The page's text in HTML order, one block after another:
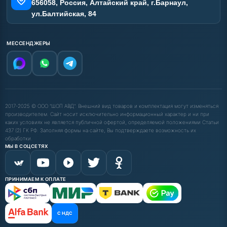
656058, Россия, Алтайский край, г.Барнаул,
ул.Балтийская, 84
МЕССЕНДЖЕРЫ
2017-2025 © ООО "ШОП АВД". Внешний вид товаров и комплектация могут изменяться
производителем. Сайт носит исключительно информационный характер и ни при
каких условиях не является публичной офертой, определяемой положениями Статьи
437 (2) ГК РФ. Заполняя формы на сайте, Вы подтверждаете возможность их
обработки.
МЫ В СОЦСЕТЯХ
ПРИНИМАЕМ К ОПЛАТЕ
С НДС